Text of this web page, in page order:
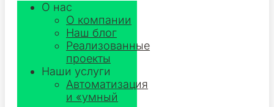
О нас
О компании
Наш блог
Реализованные
проекты
Наши услуги
Автоматизация
и «умный